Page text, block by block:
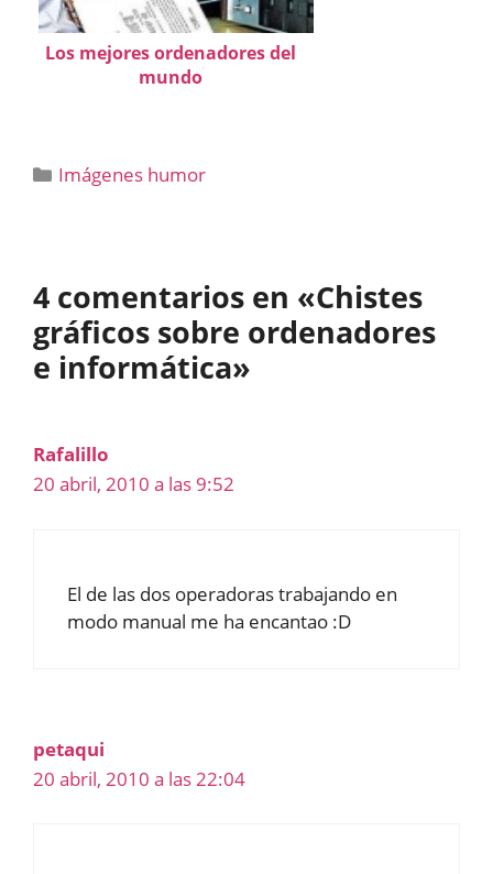
Los mejores ordenadores del
mundo
Categorías
Imágenes humor
4 comentarios en «Chistes
gráficos sobre ordenadores
e informática»
Rafalillo
20 abril, 2010 a las 9:52
El de las dos operadoras trabajando en
modo manual me ha encantao :D
petaqui
20 abril, 2010 a las 22:04